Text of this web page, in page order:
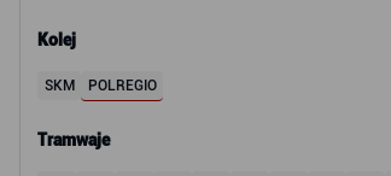
Kolej
SKM POLREGIO
Tramwaje